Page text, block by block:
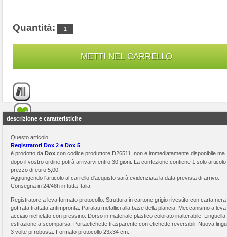
Quantità:
descrizione e caratteristiche
Questo articolo
Registratori Dox 2 e Dox 5
è prodotto da Dox con codice produttore D26511 non è immediatamente disponibile ma
dopo il vostro ordine potrà arrivarvi entro 30 gioni. La confezione contiene 1 solo articolo
prezzo di euro 5,00.
Aggiungendo l'articolo al carrello d'acquisto sarà evidenziata la data prevista di arrivo.
Consegna in 24/48h in tutta Italia.
Registratore a leva formato protocollo. Struttura in cartone grigio rivestito con carta nera
goffrata trattata antimpronta. Paralati metallici alla base della plancia. Meccanismo a leva
acciaio nichelato con pressino. Dorso in materiale plastico colorato inalterabile. Linguella
estrazione a scomparsa. Portaetichette trasparente con etichette reversibili. Nuova
3 volte pi robusta. Formato protocollo 23x34 cm.